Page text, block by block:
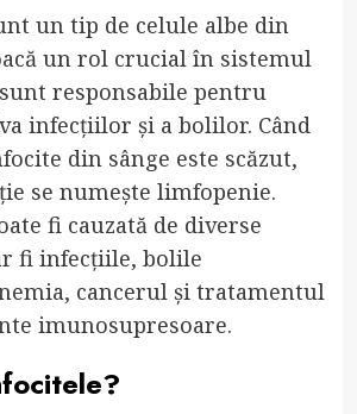
un tip de celule albe din
un rol crucial în sistemul
responsabile pentru
infecțiilor și a bolilor. Când
din sânge este scăzut,
se numește limfopenie.
fi cauzată de diverse
fi infecțiile, bolile
cancerul și tratamentul
imunosupresoare.